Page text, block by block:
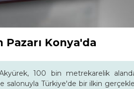
Pazarı Konya'da
100 bin metrekarelik
salonuyla Türkiye'de bir ilkin